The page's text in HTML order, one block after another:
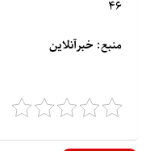
۴۶
منبع: خبرآنلاین